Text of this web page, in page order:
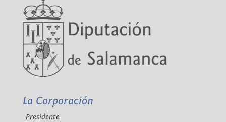
La Corporación
Presidente